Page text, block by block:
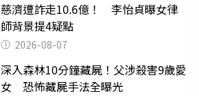
慈濟遭詐走10.6億！ 李怡貞曝女律
師背景提4疑點
2026-08-07
深入森林10分鐘藏屍！父涉殺害9歲愛
女 恐怖藏屍手法全曝光